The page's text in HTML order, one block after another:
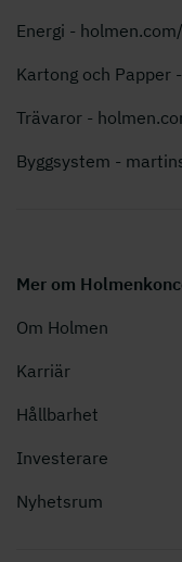
Energi -
Kartong och Papper
Trävaror -
Byggsystem -
Mer om
Om Holmen
Karriär
Hållbarhet
Investerare
Nyhetsrum